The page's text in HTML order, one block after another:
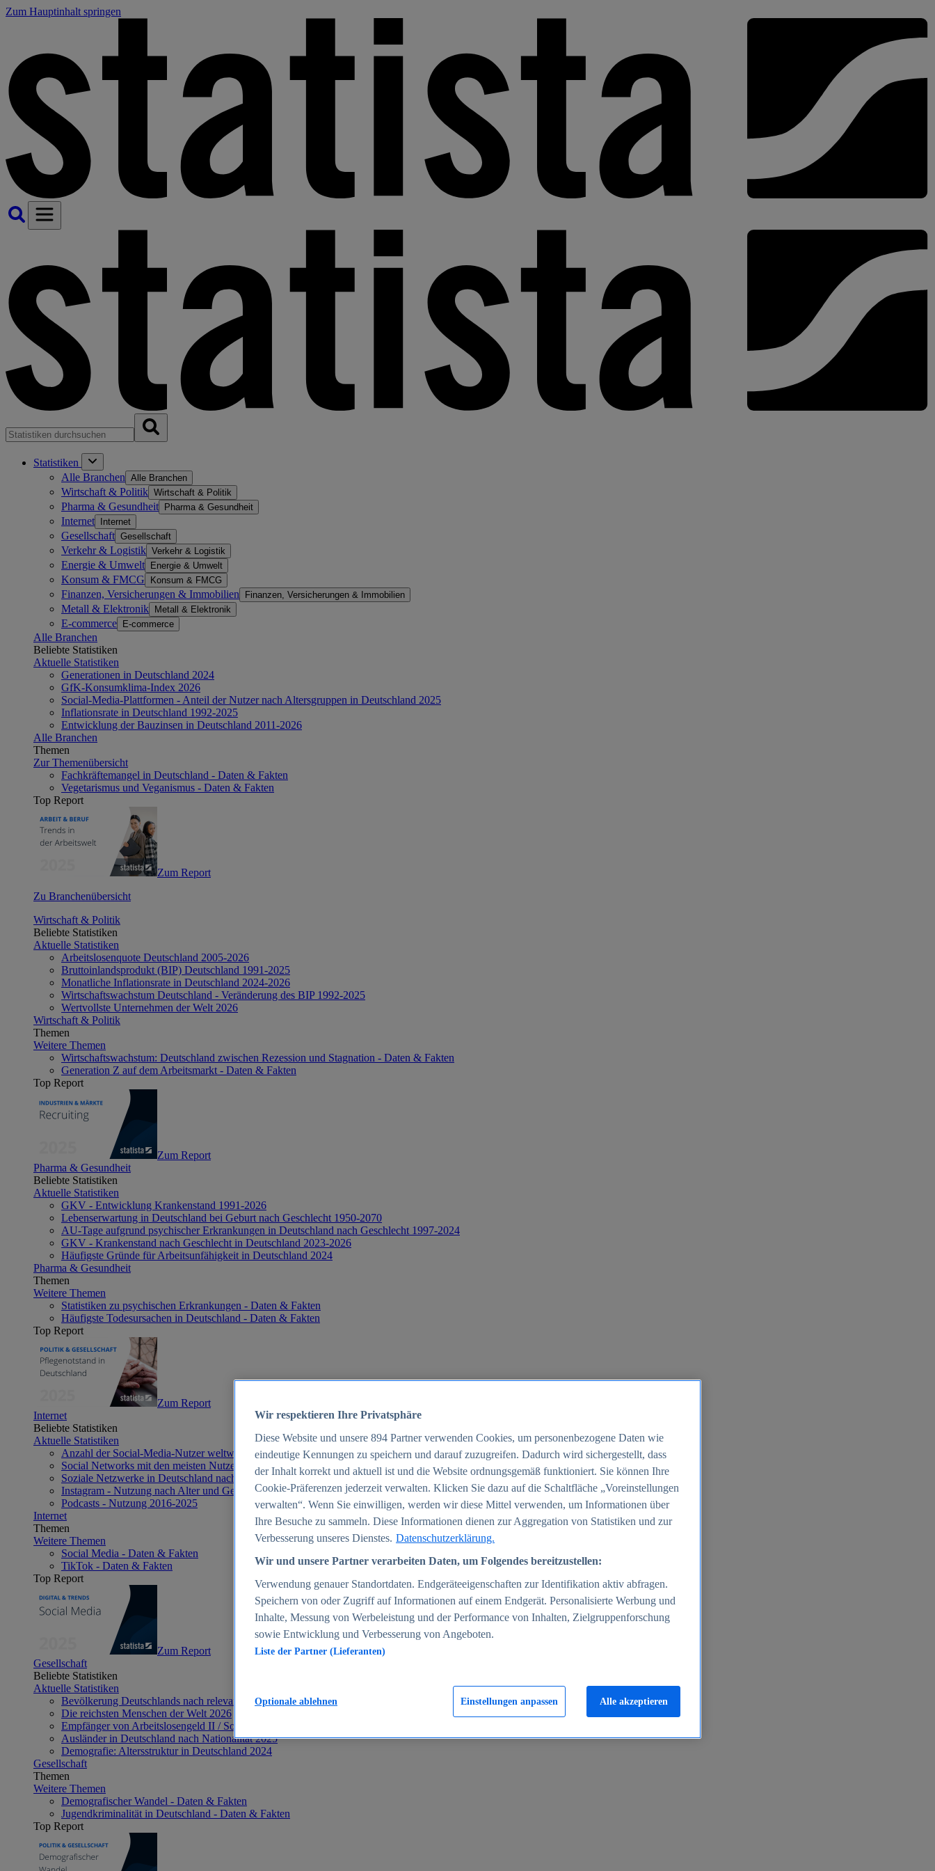
Zum Hauptinhalt springen
Statistiken
Alle Branchen Alle Branchen
Wirtschaft & Politik Wirtschaft & Politik
Pharma & Gesundheit Pharma & Gesundheit
Internet Internet
Gesellschaft Gesellschaft
Verkehr & Logistik Verkehr & Logistik
Energie & Umwelt Energie & Umwelt
Konsum & FMCG Konsum & FMCG
Finanzen, Versicherungen & Immobilien Finanzen, Versicherungen & Immobilien
Metall & Elektronik Metall & Elektronik
E-commerce E-commerce
Alle Branchen
Beliebte Statistiken
Aktuelle Statistiken
Generationen in Deutschland 2024
GfK-Konsumklima-Index 2026
Social-Media-Plattformen - Anteil der Nutzer nach Altersgruppen in Deutschland 2025
Inflationsrate in Deutschland 1992-2025
Entwicklung der Bauzinsen in Deutschland 2011-2026
Alle Branchen
Themen
Zur Themenübersicht
Fachkräftemangel in Deutschland - Daten & Fakten
Vegetarismus und Veganismus - Daten & Fakten
Top Report
Zum Report
Zu Branchenübersicht
Wirtschaft & Politik
Beliebte Statistiken
Aktuelle Statistiken
Arbeitslosenquote Deutschland 2005-2026
Bruttoinlandsprodukt (BIP) Deutschland 1991-2025
Monatliche Inflationsrate in Deutschland 2024-2026
Wirtschaftswachstum Deutschland - Veränderung des BIP 1992-2025
Wertvollste Unternehmen der Welt 2026
Wirtschaft & Politik
Themen
Weitere Themen
Wirtschaftswachstum: Deutschland zwischen Rezession und Stagnation - Daten & Fakten
Generation Z auf dem Arbeitsmarkt - Daten & Fakten
Top Report
Zum Report
Pharma & Gesundheit
Beliebte Statistiken
Aktuelle Statistiken
GKV - Entwicklung Krankenstand 1991-2026
Lebenserwartung in Deutschland bei Geburt nach Geschlecht 1950-2070
AU-Tage aufgrund psychischer Erkrankungen in Deutschland nach Geschlecht 1997-2024
GKV - Krankenstand nach Geschlecht in Deutschland 2023-2026
Häufigste Gründe für Arbeitsunfähigkeit in Deutschland 2024
Pharma & Gesundheit
Themen
Weitere Themen
Statistiken zu psychischen Erkrankungen - Daten & Fakten
Häufigste Todesursachen in Deutschland - Daten & Fakten
Top Report
Zum Report
Internet
Beliebte Statistiken
Aktuelle Statistiken
Anzahl der Social-Media-Nutzer weltweit 2012-2025
Social Networks mit den meisten Nutzern weltweit 2025
Soziale Netzwerke in Deutschland nach Generationen 2025
Instagram - Nutzung nach Alter und Geschlecht in Deutschland 2025
Podcasts - Nutzung 2016-2025
Internet
Themen
Weitere Themen
Social Media - Daten & Fakten
TikTok - Daten & Fakten
Top Report
Zum Report
Gesellschaft
Beliebte Statistiken
Aktuelle Statistiken
Bevölkerung Deutschlands nach relevanten Altersgruppen 2024
Die reichsten Menschen der Welt 2026
Empfänger von Arbeitslosengeld II / Sozialgeld / Bürgergeld in Deutschland 2005-2025
Ausländer in Deutschland nach Nationalität 2025
Demografie: Altersstruktur in Deutschland 2024
Gesellschaft
Themen
Weitere Themen
Demografischer Wandel - Daten & Fakten
Jugendkriminalität in Deutschland - Daten & Fakten
Top Report
Wir respektieren Ihre Privatsphäre
Diese Website und unsere 894 Partner verwenden Cookies, um personenbezogene Daten wie
eindeutige Kennungen zu speichern und darauf zuzugreifen. Dadurch wird sichergestellt, dass
der Inhalt korrekt und aktuell ist und die Website ordnungsgemäß funktioniert. Sie können Ihre
Cookie-Präferenzen jederzeit verwalten. Klicken Sie dazu auf die Schaltfläche „Voreinstellungen
verwalten“. Wenn Sie einwilligen, werden wir diese Mittel verwenden, um Informationen über
Ihre Besuche zu sammeln. Diese Informationen dienen zur Aggregation von Statistiken und zur
Verbesserung unseres Dienstes. Datenschutzerklärung.
Wir und unsere Partner verarbeiten Daten, um Folgendes bereitzustellen:
Verwendung genauer Standortdaten. Endgeräteeigenschaften zur Identifikation aktiv abfragen.
Speichern von oder Zugriff auf Informationen auf einem Endgerät. Personalisierte Werbung und
Inhalte, Messung von Werbeleistung und der Performance von Inhalten, Zielgruppenforschung
sowie Entwicklung und Verbesserung von Angeboten.
Liste der Partner (Lieferanten)
Einstellungen anpassen
Optionale ablehnen Alle akzeptieren